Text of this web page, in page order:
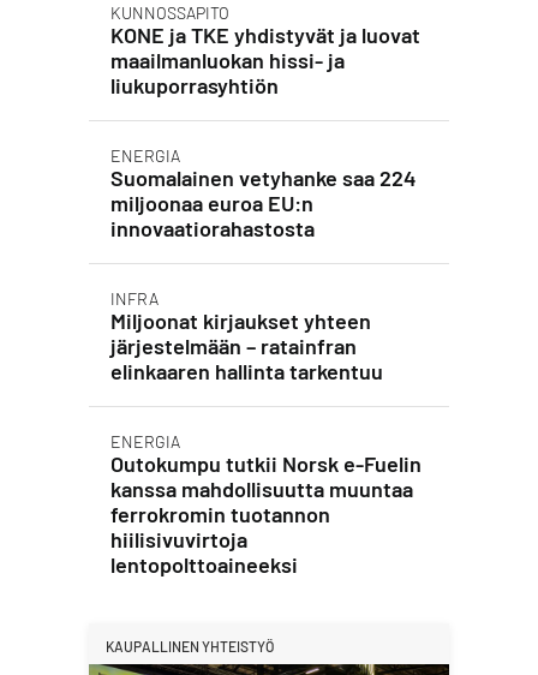
KUNNOSSAPITO
KONE ja TKE yhdistyvät ja luovat
maailmanluokan hissi- ja
liukuporrasyhtiön
ENERGIA
Suomalainen vetyhanke saa 224
miljoonaa euroa EU:n
innovaatiorahastosta
INFRA
Miljoonat kirjaukset yhteen
järjestelmään – ratainfran
elinkaaren hallinta tarkentuu
ENERGIA
Outokumpu tutkii Norsk e-Fuelin
kanssa mahdollisuutta muuntaa
ferrokromin tuotannon
hiilisivuvirtoja
lentopolttoaineeksi
KAUPALLINEN YHTEISTYÖ